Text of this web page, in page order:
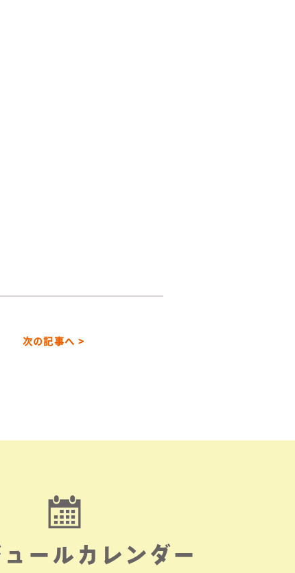
次の記事へ >
ュールカレンダー